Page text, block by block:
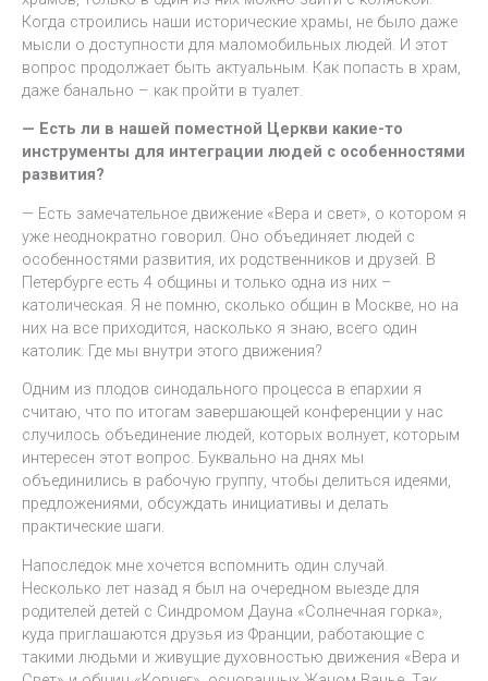
Когда строились наши исторические храмы, не было даже
мысли о доступности для маломобильных людей. И этот
вопрос продолжает быть актуальным. Как попасть в храм,
даже банально – как пройти в туалет.
— Есть ли в нашей поместной Церкви какие-то
инструменты для интеграции людей с особенностями
развития?
— Есть замечательное движение «Вера и свет», о котором я
уже неоднократно говорил. Оно объединяет людей с
особенностями развития, их родственников и друзей. В
Петербурге есть 4 общины и только одна из них –
католическая. Я не помню, сколько общин в Москве, но на
них на все приходится, насколько я знаю, всего один
католик. Где мы внутри этого движения?
Одним из плодов синодального процесса в епархии я
считаю, что по итогам завершающей конференции у нас
случилось объединение людей, которых волнует, которым
интересен этот вопрос. Буквально на днях мы
объединились в рабочую группу, чтобы делиться идеями,
предложениями, обсуждать инициативы и делать
практические шаги.
Напоследок мне хочется вспомнить один случай.
Несколько лет назад я был на очередном выезде для
родителей детей с Синдромом Дауна «Солнечная горка»,
куда приглашаются друзья из Франции, работающие с
такими людьми и живущие духовностью движения «Вера и